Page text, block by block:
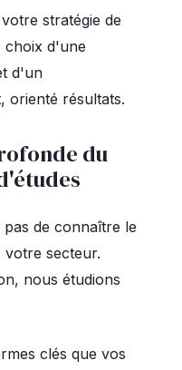
stratégie de
choix d'une
d'un
orienté résultats.
du
de connaître le
secteur.
nous étudions
clés que vos